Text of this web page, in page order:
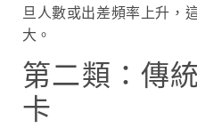
旦人數或出差頻率上升，
大。
第二類：傳
卡